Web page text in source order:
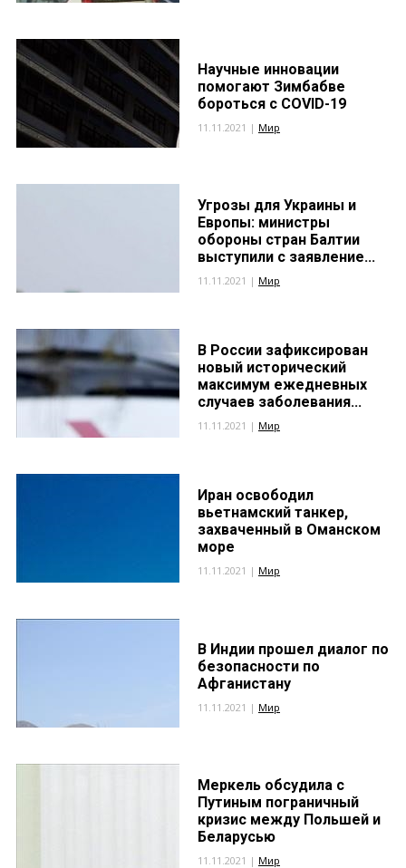
Научные инновации
помогают Зимбабве
бороться с COVID-19
11.11.2021 | Мир
Угрозы для Украины и
Европы: министры
обороны стран Балтии
выступили с заявление...
11.11.2021 | Мир
В России зафиксирован
новый исторический
максимум ежедневных
случаев заболевания...
11.11.2021 | Мир
Иран освободил
вьетнамский танкер,
захваченный в Оманском
море
11.11.2021 | Мир
В Индии прошел диалог по
безопасности по
Афганистану
11.11.2021 | Мир
Меркель обсудила с
Путиным пограничный
кризис между Польшей и
Беларусью
11.11.2021 | Мир